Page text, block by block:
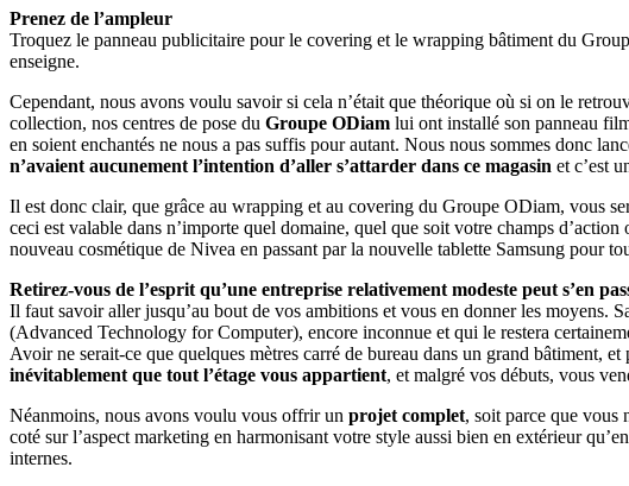
Prenez de l’ampleur
Troquez le panneau publicitaire pour le covering et le wrapping bâtiment du
enseigne.
Cependant, nous avons voulu savoir si cela n’était que théorique où si on le
collection, nos centres de pose du Groupe ODiam lui ont installé son panneau
en soient enchantés ne nous a pas suffis pour autant. Nous nous sommes donc
n’avaient aucunement l’intention d’aller s’attarder dans ce magasin et c’est
Il est donc clair, que grâce au wrapping et au covering du Groupe ODiam, vous
ceci est valable dans n’importe quel domaine, quel que soit votre champs
nouveau cosmétique de Nivea en passant par la nouvelle tablette Samsung pour
Retirez-vous de l’esprit qu’une entreprise relativement modeste peut s’en
Il faut savoir aller jusqu’au bout de vos ambitions et vous en donner les moyens.
(Advanced Technology for Computer), encore inconnue et qui le restera
Avoir ne serait-ce que quelques mètres carré de bureau dans un grand bâtiment,
inévitablement que tout l’étage vous appartient, et malgré vos débuts, vous
Néanmoins, nous avons voulu vous offrir un projet complet, soit parce que vous
coté sur l’aspect marketing en harmonisant votre style aussi bien en extérieur
internes.